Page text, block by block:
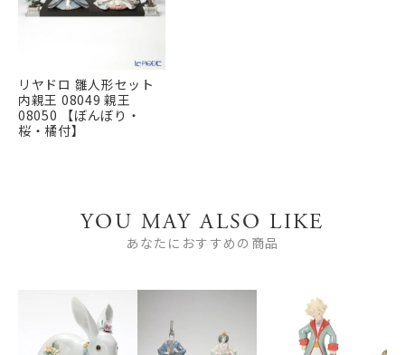
リヤドロ 雛人形セット
内親王 08049 親王
08050 【ぼんぼり・
桜・橘付】
YOU MAY ALSO LIKE
あなたにおすすめの商品